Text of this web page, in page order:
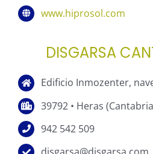
www.hiprosol.com
DISGARSA
Edificio Inmozenter,
39792 • Heras
942 542 509